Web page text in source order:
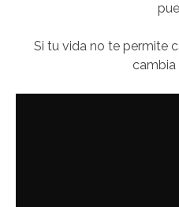
Si tu vida no te permite
cambia